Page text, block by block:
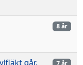
8 år
går. 7 år